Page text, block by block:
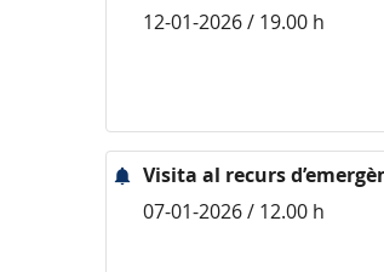
12-01-2026 / 19.00 h
Visita al recurs
07-01-2026 / 12.00 h